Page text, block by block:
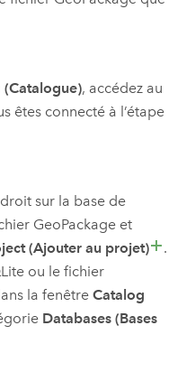
(Catalogue), accédez au
êtes connecté à l’étape
sur la base de
GeoPackageet
(Ajouter au projet)
.
ou le fichier
la fenêtre Catalog
Databases (Bases